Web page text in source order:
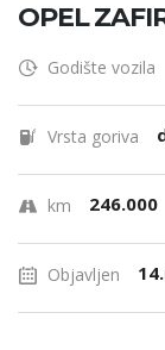
OPEL
Godište vozila
Vrsta goriva
km 246.000
Objavljen